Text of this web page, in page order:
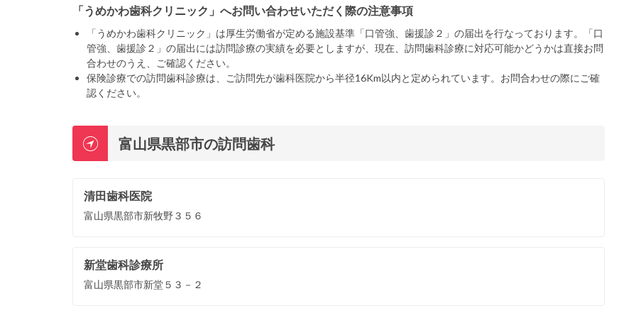
「うめかわ歯科クリニック」へお問い合わせいただく際の注意事項
「うめかわ歯科クリニック」は厚生労働省が定める施設基準「口管強、歯援診２」の届出を行なっております。「口
管強、歯援診２」の届出には訪問診療の実績を必要としますが、現在、訪問歯科診療に対応可能かどうかは直接お問
合わせのうえ、ご確認ください。
保険診療での訪問歯科診療は、ご訪問先が歯科医院から半径16Km以内と定められています。お問合わせの際にご確
認ください。
富山県黒部市の訪問歯科
清田歯科医院
富山県黒部市新牧野３５６
新堂歯科診療所
富山県黒部市新堂５３－２